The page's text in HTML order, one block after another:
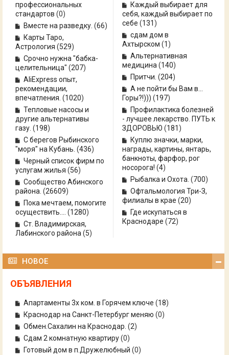
профессиональных
стандартов (0)
Вместе на разведку. (66)
Карты Таро,
Астрология (529)
Срочно нужна "бабка-
целительница" (207)
AliExpress опыт,
рекомендации,
впечатления. (1020)
Тепловые насосы и
другие альтернативы
газу. (198)
С берегов Рыбинского
"моря" на Кубань. (436)
Черный список фирм по
услугам жилья (56)
Сообщество Абинского
района. (26609)
Пока мечтаем, помогите
осуществить.... (1280)
Ст. Владимирская,
Лабинского района (5)
Каждый выбирает для
себя, каждый выбирает по
себе(131)
сдам дом в
Ахтырском(1)
Альтернативная
медицина(140)
Притчи.(204)
А не пойти бы Вам в...
Горы?!)))(197)
Профилактика болезней
- лучшее лекарство. ПУТЬ к
ЗДОРОВЬЮ(181)
Куплю значки, марки,
награды, картины, янтарь,
банкноты, фарфор, рог
носорога!(4)
Рыбалка и Охота.(700)
Офтальмология Три-З,
филиалы в крае(20)
Где искупаться в
Краснодаре(72)
НОВОЕ
ОБЪЯВЛЕНИЯ
Апартаменты 3х ком. в Горячем ключе (18)
Краснодар на Санкт-Петербург меняю (0)
Обмен.Сахалин на Краснодар. (2)
Сдам 2 комнатную квартиру(0)
Готовый дом в п.Дружелюбный (0)